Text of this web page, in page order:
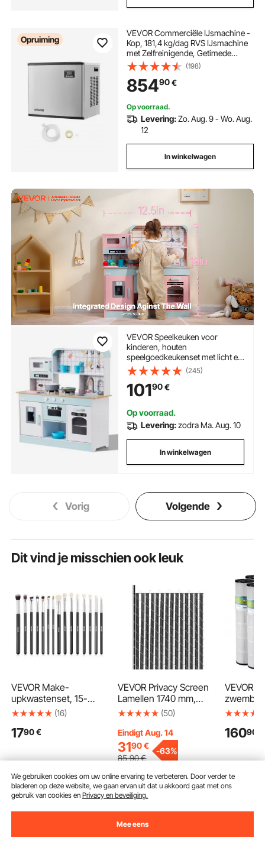
Opruiming
VEVOR Commerciële IJsmachine -
Kop, 181,4 kg/dag RVS IJsmachine
met Zelfreinigende, Getimede
IJsproductie, Instelbare Dikte, voor
Restaurants, Bars, Cafés, Hotels -
Alleen Kop
(198)
85490€
Op voorraad.
Levering:Zo. Aug. 9 - Wo. Aug.
12
In winkelwagen
VEVOR Speelkeuken voor
kinderen, houten
speelgoedkeukenset met licht en
geluid, peuterkeuken met
ijsmachine, oven, gootsteen,
magnetron, koelkast en
keukengerei en fruitaccessoires
voor peuters van 3 tot 8 jaar, wit
(245)
10190€
Op voorraad.
Levering:zodra Ma. Aug. 10
In winkelwagen
Vorig Volgende
Dit vind je misschien ook leuk
VEVOR Make-
upkwastenset, 15-
delige professionele
voor foundation en
houten handgreep,
aluminium huls, voor
gezicht en ogen
(16)
1790€
In winkelwagen
VEVOR Privacy Screen
Lamellen 1740 mm,
Enkelwandige verticale
grondvergrendeling
voor
kettingschakelhekken,
met hoge dichtheid,
ideaal voor tuin,
boerderij, sportveld
(zwart)
(50)
Eindigt Aug. 14
3190 €
85,90€
-63%
In winkelwagen
VEVOR
4 stuks,
12 m²,
kinderen
schoon
16090
Aanbevolen zoekopdrachten
We gebruiken cookies om uw online ervaring te verbeteren. Door verder te
bladeren op deze website, we gaan ervan uit dat u akkoord gaat met ons
gebruik van cookies enPrivacy en beveiliging.
Mee eens